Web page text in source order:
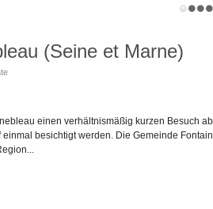
(Seine et Marne)
einen verhältnismäßig kurzen Besuch
besichtigt werden. Die Gemeinde